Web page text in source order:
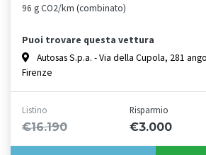
96 g CO2/km (combinato)
Puoi trovare questa vettura
Autosas S.p.a. - Via della Cupola, 281
Firenze
Listino
€16.190
Risparmio
€3.000